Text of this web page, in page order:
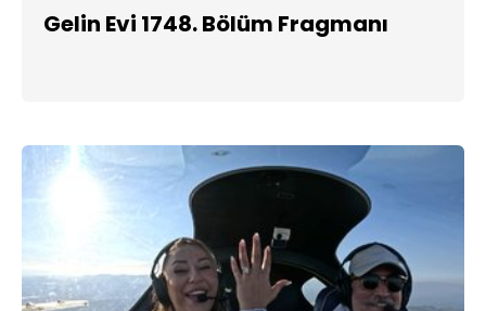
Gelin Evi 1748. Bölüm Fragmanı